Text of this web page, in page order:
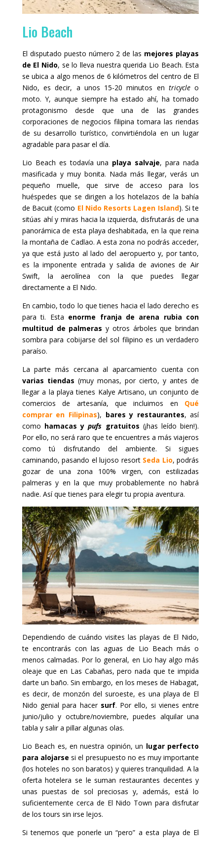
Lio Beach
El disputado puesto número 2 de las mejores playas
de El Nido, se lo lleva nuestra querida Lio Beach. Esta
se ubica a algo menos de 6 kilómetros del centro de El
Nido, es decir, a unos 15-20 minutos en tricycleo
moto. Y, aunque siempre ha estado ahí, ha tomado
protagonismo desde que una de las grandes
corporaciones de negocios filipina tomara las riendas
de su desarrollo turístico, convirtiéndola en un lugar
agradable para pasar el día.
Lio Beach es todavía una playa salvaje, para nada
masificada y muy bonita. Nada más llegar, verás un
pequeño muelle, que sirve de acceso para los
huéspedes que se dirigen a los hotelazos de la bahía
de Bacuit (como El Nido Resorts Lagen Island). Si te
sitúas ahí y miras hacia la izquierda, disfrutarás de una
panorámica de esta playa deshabitada, en la que reina
la montaña de Cadlao. A esta zona no podrás acceder,
ya que está justo al lado del aeropuerto y, por tanto,
es la imponente entrada y salida de aviones de Air
Swift, la aerolínea con la que puedes llegar
directamente a El Nido.
En cambio, todo lo que tienes hacia el lado derecho es
para ti. Esta enorme franja de arena rubia con
multitud de palmerasy otros árboles que brindan
sombra para cobijarse del sol filipino es un verdadero
paraíso.
La parte más cercana al aparcamiento cuenta con
varias tiendas (muy monas, por cierto, y antes de
llegar a la playa tienes Kalye Artisano, un conjunto de
comercios de artesanía, que incluimos en Qué
comprar en Filipinas), bares y restaurantes, así
como hamacas ypufs gratuitos (¡has leído bien!).
Por ello, no será raro que te encuentres a más viajeros
como tú disfrutando del ambiente. Si sigues
caminando, pasando el lujoso resort Seda Lio, podrás
gozar de una zona 100% virgen, con estilizadas
palmeras y en la que muy probablemente no habrá
nadie. Así que tienes para elegir tu propia aventura.
Dependiendo de cuándo visites las playas de El Nido,
te encontrarás con las aguas de Lio Beach más o
menos calmadas. Por lo general, en Lio hay algo más
oleaje que en Las Cabañas, pero nada que te impida
darte un baño. Sin embargo, en los meses de Habagat,
es decir, de monzón del suroeste, es una playa de El
Nido genial para hacer surf. Por ello, si vienes entre
junio/julio y octubre/noviembre, puedes alquilar una
tabla y salir a pillar algunas olas.
Lio Beach es, en nuestra opinión, un lugar perfecto
para alojarse si el presupuesto no es muy importante
(los hoteles no son baratos) y quieres tranquilidad. A la
oferta hotelera se le suman restaurantes decentes y
unas puestas de sol preciosas y, además, está lo
suficientemente cerca de El Nido Town para disfrutar
de los tours sin irse lejos.
Si tenemos que ponerle un “pero” a esta playa de El